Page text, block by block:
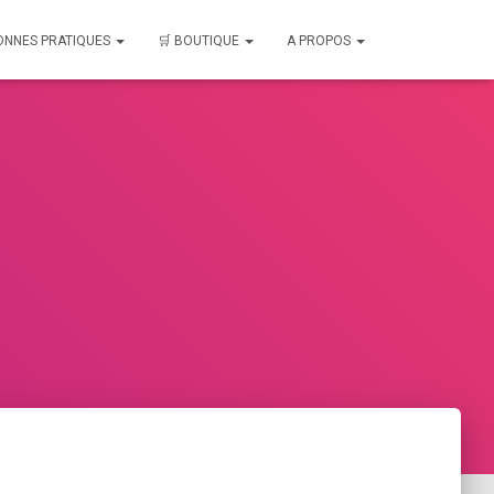
PRATIQUES 🛒 BOUTIQUE A PROPOS